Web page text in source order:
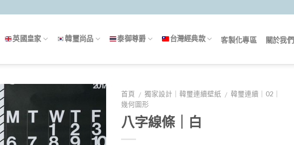
英國皇家 韓璽尚品 泰御尊爵 台灣經典款 客製化專區 關於我們
首頁 / 獨家設計｜韓璽連續壁紙 / 韓璽連續｜02｜
幾何圖形
八字線條｜白